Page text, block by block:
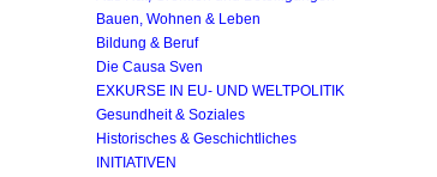
Bauen, Wohnen & Leben
Bildung & Beruf
Die Causa Sven
EXKURSE IN EU- UND WELTPOLITIK
Gesundheit & Soziales
Historisches & Geschichtliches
INITIATIVEN